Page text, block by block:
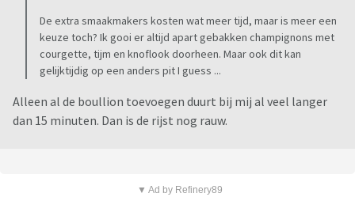
De extra smaakmakers kosten wat meer tijd, maar is meer een
keuze toch? Ik gooi er altijd apart gebakken champignons met
courgette, tijm en knoflook doorheen. Maar ook dit kan
gelijktijdig op een anders pit I guess ...
Alleen al de boullion toevoegen duurt bij mij al veel langer
dan 15 minuten. Dan is de rijst nog rauw.
▼ Ad by Refinery89